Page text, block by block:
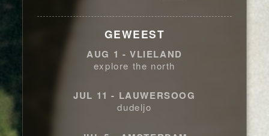
GEWEEST
AUG 1 - VLIELAND
explore the north
JUL 11 - LAUWERSOOG
dudeljo